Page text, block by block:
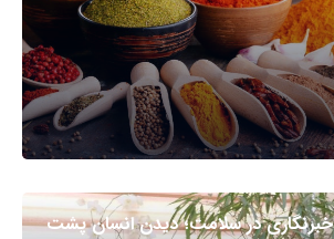
خبرنگاری در سلامت؛ دیدن انسان پشت